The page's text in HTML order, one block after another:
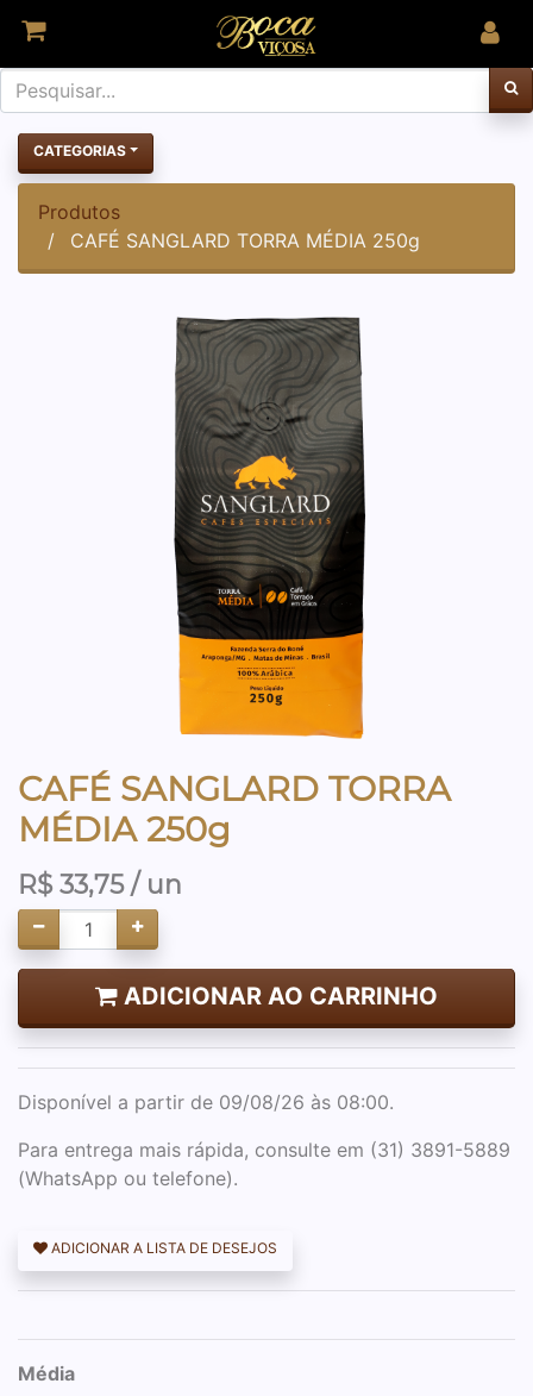
CATEGORIAS
Produtos
CAFÉ SANGLARD TORRA MÉDIA 250g
CAFÉ SANGLARD TORRA
MÉDIA 250g
R$33,75 / un
ADICIONAR AO CARRINHO
Disponível a partir de 09/08/26 às 08:00.
Para entrega mais rápida, consulte em (31) 3891-5889
(WhatsApp ou telefone).
ADICIONAR A LISTA DE DESEJOS
Média